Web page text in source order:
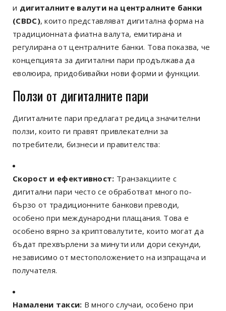
и дигиталните валути на централните банки
(CBDC), които представляват дигитална форма на
традиционната фиатна валута, емитирана и
регулирана от централните банки. Това показва, че
концепцията за дигитални пари продължава да
еволюира, придобивайки нови форми и функции.
Ползи от дигиталните пари
Дигиталните пари предлагат редица значителни
ползи, които ги правят привлекателни за
потребители, бизнеси и правителства:
Скорост и ефективност: Транзакциите с
дигитални пари често се обработват много по-
бързо от традиционните банкови преводи,
особено при международни плащания. Това е
особено вярно за криптовалутите, които могат да
бъдат прехвърлени за минути или дори секунди,
независимо от местоположението на изпращача и
получателя.
Намалени такси: В много случаи, особено при